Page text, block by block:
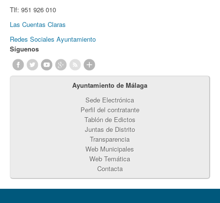
Tlf: 951 926 010
Las Cuentas Claras
Redes Sociales Ayuntamiento
Síguenos
Ayuntamiento de Málaga
Sede Electrónica
Perfil del contratante
Tablón de Edictos
Juntas de Distrito
Transparencia
Web Municipales
Web Temática
Contacta